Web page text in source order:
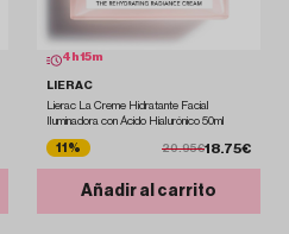
4 h15m
LIERAC
Lierac La Creme Hidratante Facial
Iluminadora con Ácido Hialurónico 50ml
11% 20.95€18.75€
Añadir al carrito